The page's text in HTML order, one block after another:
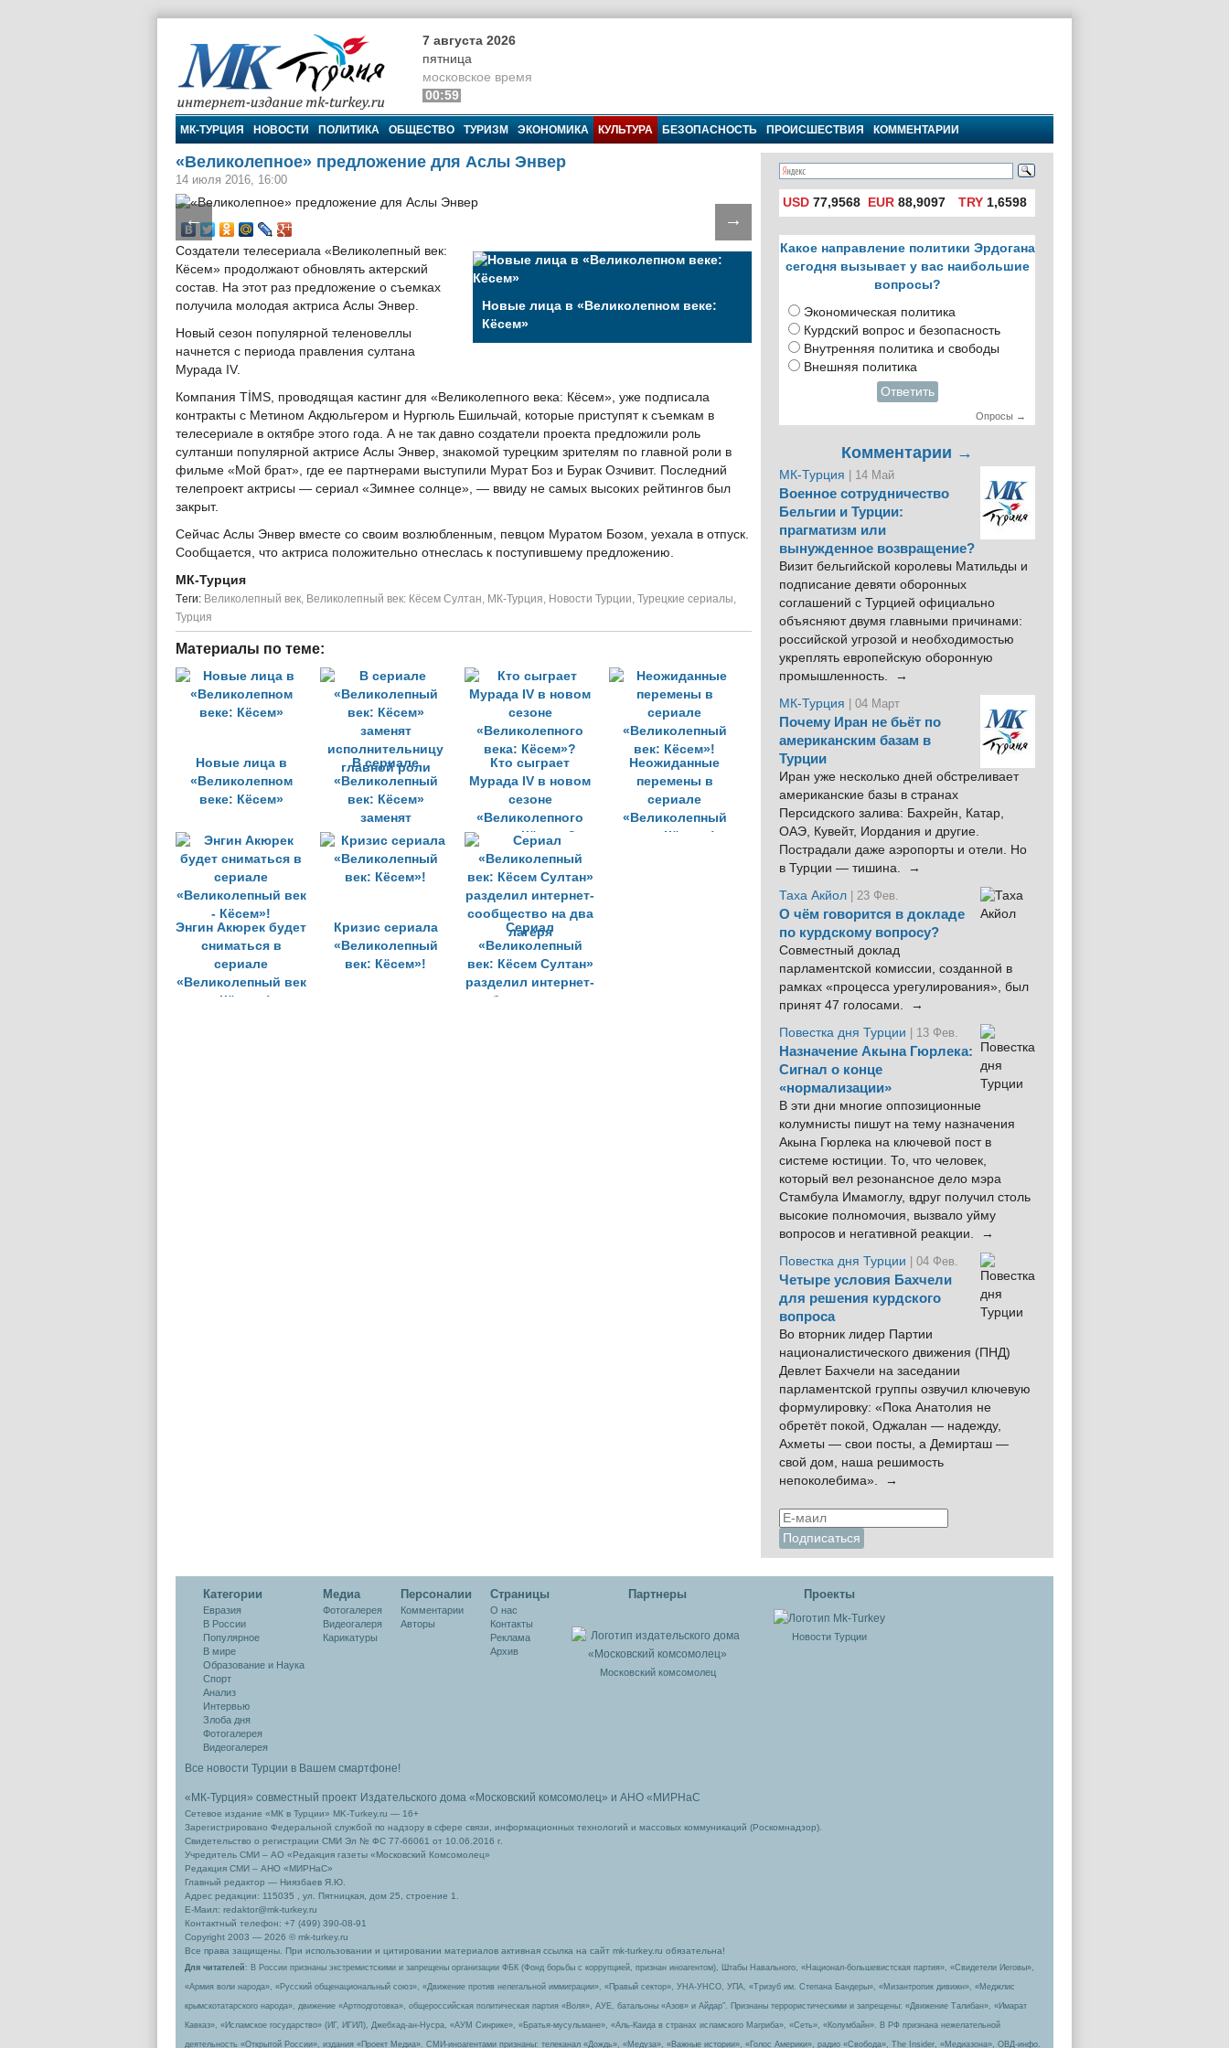
МК-Турция
7 августа 2026
пятница
московское время
00:59
МК-ТУРЦИЯ НОВОСТИ ПОЛИТИКА ОБЩЕСТВО ТУРИЗМ ЭКОНОМИКА КУЛЬТУРА БЕЗОПАСНОСТЬ ПРОИСШЕСТВИЯ КОММЕНТАРИИ
«Великолепное» предложение для Аслы Энвер
14 июля 2016, 16:00
← →
Новые лица в «Великолепном веке:
Кёсем»
Создатели телесериала «Великолепный век:
Кёсем» продолжают обновлять актерский
состав. На этот раз предложение о съемках
получила молодая актриса Аслы Энвер.
Новый сезон популярной теленовеллы
начнется с периода правления султана
Мурада IV.
Компания TİMS, проводящая кастинг для «Великолепного века: Кёсем», уже подписала
контракты с Метином Акдюльгером и Нургюль Ешильчай, которые приступят к съемкам в
телесериале в октябре этого года. А не так давно создатели проекта предложили роль
султанши популярной актрисе Аслы Энвер, знакомой турецким зрителям по главной роли в
фильме «Мой брат», где ее партнерами выступили Мурат Боз и Бурак Озчивит. Последний
телепроект актрисы — сериал «Зимнее солнце», — ввиду не самых высоких рейтингов был
закрыт.
Сейчас Аслы Энвер вместе со своим возлюбленным, певцом Муратом Бозом, уехала в отпуск.
Сообщается, что актриса положительно отнеслась к поступившему предложению.
МК-Турция
Tеги: Великолепный век, Великолепный век: Кёсем Султан, МК-Турция, Новости Турции, Турецкие сериалы,
Турция
Материалы по теме:
Новые лица в
«Великолепном
веке: Кёсем»
В сериале
«Великолепный
век: Кёсем»
заменят
исполнительницу
главной роли
Кто сыграет
Мурада IV в новом
сезоне
«Великолепного
века: Кёсем»?
Неожиданные
перемены в
сериале
«Великолепный
век: Кёсем»!
Энгин Акюрек будет
сниматься в
сериале
«Великолепный век
- Кёсем»!
Кризис сериала
«Великолепный
век: Кёсем»!
Сериал
«Великолепный
век: Кёсем Султан»
разделил интернет-
сообщество на два
USD 77,9568 EUR 88,9097 TRY1,6598
Какое направление политики Эрдогана
сегодня вызывает у вас наибольшие
вопросы?
Экономическая политика
Курдский вопрос и безопасность
Внутренняя политика и свободы
Внешняя политика
Ответить
Опросы →
Комментарии →
МК-Турция | 14 Май
Военное сотрудничество
Бельгии и Турции:
прагматизм или
вынужденное возвращение?
Визит бельгийской королевы Матильды и
подписание девяти оборонных
соглашений с Турцией официально
объясняют двумя главными причинами:
российской угрозой и необходимостью
укреплять европейскую оборонную
промышленность. →
МК-Турция
| 04 Март
Почему Иран не бьёт по
американским базам в
Турции
Иран уже несколько дней обстреливает
американские базы в странах
Персидского залива: Бахрейн, Катар,
ОАЭ, Кувейт, Иордания и другие.
Пострадали даже аэропорты и отели. Но
в Турции — тишина. →
Таха Акйол | 23 Фев.
О чём говорится в докладе
по курдскому вопросу?
Совместный доклад
парламентской комиссии, созданной в
рамках «процесса урегулирования», был
принят 47 голосами. →
Повестка дня Турции
| 13 Фев.
Назначение Акына Гюрлека:
Сигнал о конце
«нормализации»
В эти дни многие оппозиционные
колумнисты пишут на тему назначения
Акына Гюрлека на ключевой пост в
системе юстиции. То, что человек,
который вел резонансное дело мэра
Стамбула Имамоглу, вдруг получил столь
высокие полномочия, вызвало уйму
вопросов и негативной реакции. →
Повестка дня Турции
| 04 Фев.
Четыре условия Бахчели
для решения курдского
вопроса
Во вторник лидер Партии
националистического движения (ПНД)
Девлет Бахчели на заседании
парламентской группы озвучил ключевую
формулировку: «Пока Анатолия не
обретёт покой, Оджалан — надежду,
Ахметы — свои посты, а Демирташ —
свой дом, наша решимость
непоколебима». →
Категории
Евразия
В России
Популярное
В мире
Образование и Наука
Спорт
Анализ
Интервью
Злоба дня
Фотогалерея
Видеогалерея
Медиа
Фотогалерея
Видеогалеря
Карикатуры
Персоналии
Комментарии
Авторы
Cтраницы
О нас
Контакты
Реклама
Архив
Партнеры
Московский комсомолец
Проекты
Новости Турции
Все новости Турции в Вашем смартфоне!
«МК-Турция» совместный проект Издательского дома «Московский комсомолец» и АНО «МИРНаС
Сетевое издание «МК в Турции» MK-Turkey.ru — 16+
Зарегистрировано Федеральной службой по надзору в сфере связи, информационных технологий и массовых коммуникаций (Роскомнадзор).
Свидетельство о регистрации СМИ Эл № ФС 77-66061 от 10.06.2016 г.
Учредитель СМИ – АО «Редакция газеты «Московский Комсомолец»
Редакция СМИ – АНО «МИРНаС»
Главный редактор — Ниязбаев Я.Ю.
Адрес редакции: 115035 , ул. Пятницкая, дом 25, строение 1.
Е-Маил: redaktor@mk-turkey.ru
Контактный телефон: +7 (499) 390-08-91
Copyright 2003 — 2026 © mk-turkey.ru
Все права защищены. При использовании и цитировании материалов активная ссылка на сайт mk-turkey.ru обязательна!
Для читателей : В России признаны экстремистскими и запрещены организации ФБК (Фонд борьбы с коррупцией, признан иноагентом), Штабы Навального, «Национал-большевистская партия», «Свидетели Иеговы»,
«Армия воли народа», «Русский общенациональный союз», «Движение против нелегальной иммиграции», «Правый сектор», УНА-УНСО, УПА, «Тризуб им. Степана Бандеры», «Мизантропик дивижн», «Меджлис
крымскотатарского народа», движение «Артподготовка», общероссийская политическая партия «Воля», АУЕ, батальоны «Азов» и Айдар″. Признаны террористическими и запрещены: «Движение Талибан», «Имарат
Кавказ», «Исламское государство» (ИГ, ИГИЛ), Джебхад-ан-Нусра, «АУМ Синрике», «Братья-мусульмане», «Аль-Каида в странах исламского Магриба», «Сеть», «Колумбайн». В РФ признана нежелательной
деятельность «Открытой России», издания «Проект Медиа». СМИ-иноагентами признаны: телеканал «Дождь», «Медуза», «Важные истории», «Голос Америки», радио «Свобода», The Insider, «Медиазона», ОВД-инфо.